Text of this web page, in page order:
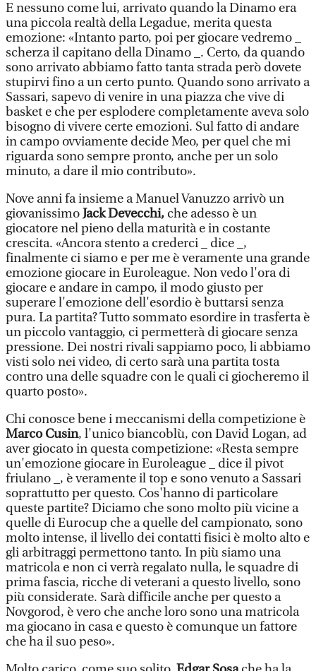
E nessuno come lui, arrivato quando la Dinamo era
una piccola realtà della Legadue, merita questa
emozione: «Intanto parto, poi per giocare vedremo _
scherza il capitano della Dinamo _. Certo, da quando
sono arrivato abbiamo fatto tanta strada però dovete
stupirvi fino a un certo punto. Quando sono arrivato a
Sassari, sapevo di venire in una piazza che vive di
basket e che per esplodere completamente aveva solo
bisogno di vivere certe emozioni. Sul fatto di andare
in campo ovviamente decide Meo, per quel che mi
riguarda sono sempre pronto, anche per un solo
minuto, a dare il mio contributo».
Nove anni fa insieme a Manuel Vanuzzo arrivò un
giovanissimoJack Devecchi, che adesso è un
giocatore nel pieno della maturità e in costante
crescita. «Ancora stento a crederci _ dice _,
finalmente ci siamo e per me è veramente una grande
emozione giocare in Euroleague. Non vedo l'ora di
giocare e andare in campo, il modo giusto per
superare l'emozione dell'esordio è buttarsi senza
pura. La partita? Tutto sommato esordire in trasferta è
un piccolo vantaggio, ci permetterà di giocare senza
pressione. Dei nostri rivali sappiamo poco, li abbiamo
visti solo nei video, di certo sarà una partita tosta
contro una delle squadre con le quali ci giocheremo il
quarto posto».
Chi conosce bene i meccanismi della competizione è
Marco Cusin, l'unico biancoblù, con David Logan, ad
aver giocato in questa competizione: «Resta sempre
un'emozione giocare in Euroleague _ dice il pivot
friulano _, è veramente il top e sono venuto a Sassari
soprattutto per questo. Cos'hanno di particolare
queste partite? Diciamo che sono molto più vicine a
quelle di Eurocup che a quelle del campionato, sono
molto intense, il livello dei contatti fisici è molto alto e
gli arbitraggi permettono tanto. In più siamo una
matricola e non ci verrà regalato nulla, le squadre di
prima fascia, ricche di veterani a questo livello, sono
più considerate. Sarà difficile anche per questo a
Novgorod, è vero che anche loro sono una matricola
ma giocano in casa e questo è comunque un fattore
che ha il suo peso».